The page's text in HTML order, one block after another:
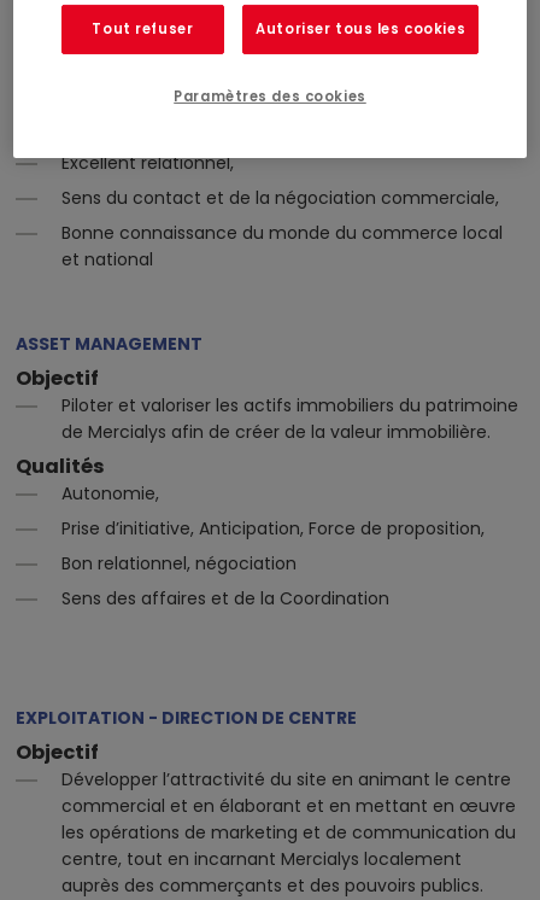
développement du commerce éphémère, location
d'emplacements précaires dans les mails de galeries
Excellent relationnel,
Sens du contact et de la négociation commerciale,
Bonne connaissance du monde du commerce local
et national
ASSET MANAGEMENT
Objectif
Piloter et valoriser les actifs immobiliers du patrimoine
de Mercialys afin de créer de la valeur immobilière.
Qualités
Autonomie,
Prise d’initiative, Anticipation, Force de proposition,
Bon relationnel, négociation
Sens des affaires et de la Coordination
EXPLOITATION - DIRECTION DE CENTRE
Objectif
Développer l’attractivité du site en animant le centre
commercial et en élaborant et en mettant en œuvre
les opérations de marketing et de communication du
centre, tout en incarnant Mercialys localement
auprès des commerçants et des pouvoirs publics.
Tout refuser Autoriser tous les cookies
Paramètres des cookies